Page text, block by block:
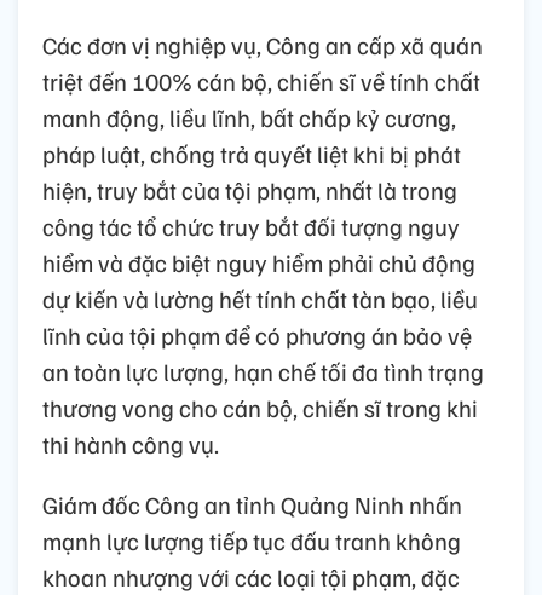
Các đơn vị nghiệp vụ, Công an cấp xã quán
triệt đến 100% cán bộ, chiến sĩ về tính chất
manh động, liều lĩnh, bất chấp kỷ cương,
pháp luật, chống trả quyết liệt khi bị phát
hiện, truy bắt của tội phạm, nhất là trong
công tác tổ chức truy bắt đối tượng nguy
hiểm và đặc biệt nguy hiểm phải chủ động
dự kiến và lường hết tính chất tàn bạo, liều
lĩnh của tội phạm để có phương án bảo vệ
an toàn lực lượng, hạn chế tối đa tình trạng
thương vong cho cán bộ, chiến sĩ trong khi
thi hành công vụ.
Giám đốc Công an tỉnh Quảng Ninh nhấn
mạnh lực lượng tiếp tục đấu tranh không
khoan nhượng với các loại tội phạm, đặc